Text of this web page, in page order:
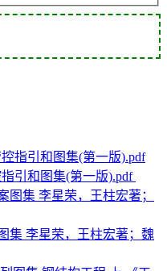
引和图集(第一版).pdf
集 李星荣，王柱宏著；魏